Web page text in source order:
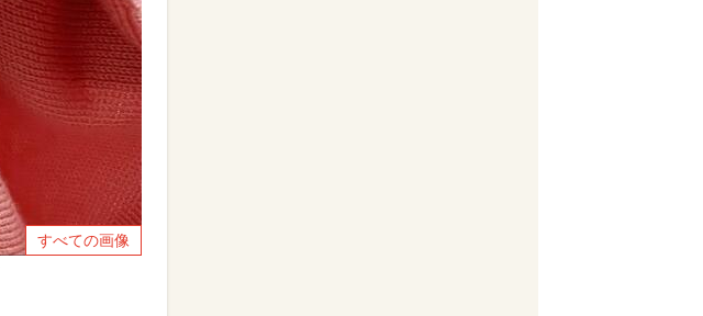
すべての画像